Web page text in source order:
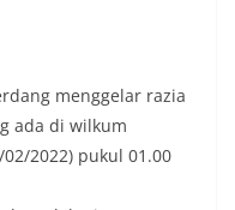
menggelar razia
ada di wilkum
2022) pukul 01.00